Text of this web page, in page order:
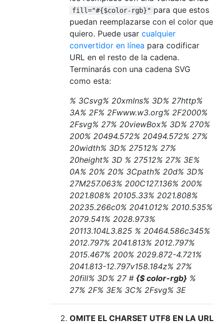
fill="#{$color-rgb}" para que estos
puedan reemplazarse con el color que
quiero. Puede usar cualquier
convertidor en línea para codificar
URL en el resto de la cadena.
Terminarás con una cadena SVG
como esta:
% 3Csvg% 20xmlns% 3D% 27http%
3A% 2F% 2Fwww.w3.org% 2F2000%
2Fsvg% 27% 20viewBox% 3D% 270%
200% 20494.572% 20494.572% 27%
20width% 3D% 27512% 27%
20height% 3D % 27512% 27% 3E%
0A% 20% 20% 3Cpath% 20d% 3D%
27M257.063% 200C127.136% 200%
2021.808% 20105.33% 2021.808%
20235.266c0% 2041.012% 2010.535%
2079.541% 2028.973%
20113.104L3.825 % 20464.586c345%
2012.797% 2041.813% 2012.797%
2015.467% 200% 2029.872-4.721%
2041.813-12.797v158.184z% 27%
20fill% 3D% 27 # {$ color-rgb} %
27% 2F% 3E% 3C% 2Fsvg% 3E
OMITE EL CHARSET UTF8 EN LA URL